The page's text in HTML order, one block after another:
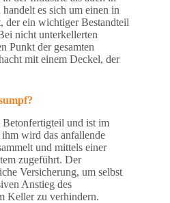
es sich um einen in
der ein wichtiger Bestandteil
nicht unterkellerten
Punkt der gesamten
mit einem Deckel, der
Betonfertigteil und ist im
wird das anfallende
und mittels einer
zugeführt. Der
Versicherung, um selbst
Anstieg des
Keller zu verhindern.